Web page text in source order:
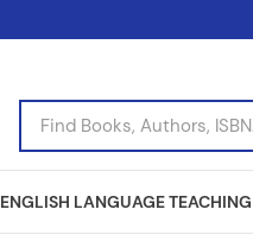
Find Books, Authors, ISBN...
ENGLISH LANGUAGE TEACHING